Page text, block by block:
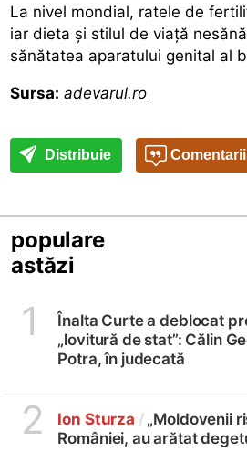
La nivel mondial, ratele de
iar dieta și stilul de viață
sănătatea aparatului genital al
Sursa: adevarul.ro
Distribuie Comentarii
populare
astăzi
1
Înalta Curte a deblocat
„lovitură de stat”: Călin
Potra, în judecată
2 Ion Sturza /„Moldovenii
României, au arătat